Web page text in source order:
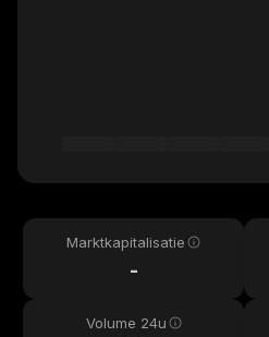
Marktkapitalisatie
-
Volume 24u